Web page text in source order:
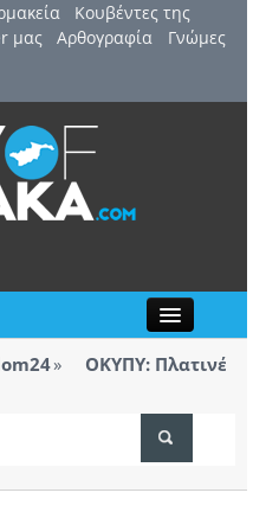
Kουβέντες της
μας Αρθογραφία
Γνώμες
ΟΚΥΠΥ: Πλατινένια